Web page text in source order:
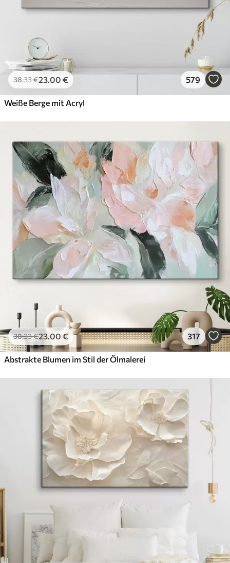
38.33€23.00 € 579
Weiße Berge mit Acryl
38.33€23.00 € 317
Abstrakte Blumen im Stil der Ölmalerei